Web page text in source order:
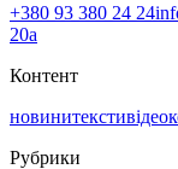
+380 93 380 24 24
20а
Контент
новинитекстивідео
Рубрики